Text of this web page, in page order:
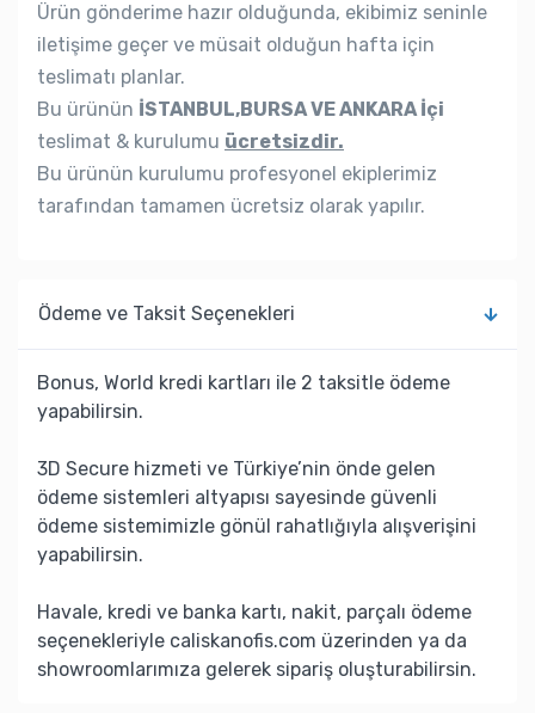
Ürün gönderime hazır olduğunda, ekibimiz seninle
iletişime geçer ve müsait olduğun hafta için
teslimatı planlar.
Bu ürünün İSTANBUL,BURSA VE ANKARA İçi
teslimat & kurulumu ücretsizdir.
Bu ürünün kurulumu profesyonel ekiplerimiz
tarafından tamamen ücretsiz olarak yapılır.
Ödeme ve Taksit Seçenekleri
Bonus, World kredi kartları ile 2 taksitle ödeme
yapabilirsin.
3D Secure hizmeti ve Türkiye’nin önde gelen
ödeme sistemleri altyapısı sayesinde güvenli
ödeme sistemimizle gönül rahatlığıyla alışverişini
yapabilirsin.
Havale, kredi ve banka kartı, nakit, parçalı ödeme
seçenekleriyle caliskanofis.com üzerinden ya da
showroomlarımıza gelerek sipariş oluşturabilirsin.